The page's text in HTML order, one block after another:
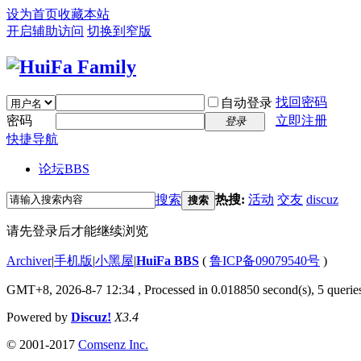
设为首页收藏本站
开启辅助访问 切换到窄版
自动登录 找回密码
密码
登录
立即注册
快捷导航
论坛BBS
搜索 搜索 热搜: 活动 交友 discuz
请先登录后才能继续浏览
Archiver|手机版|小黑屋|HuiFa BBS ( 鲁ICP备09079540号 )
GMT+8, 2026-8-7 12:34 , Processed in 0.018850 second(s), 5
Powered by Discuz! X3.4
© 2001-2017 Comsenz Inc.